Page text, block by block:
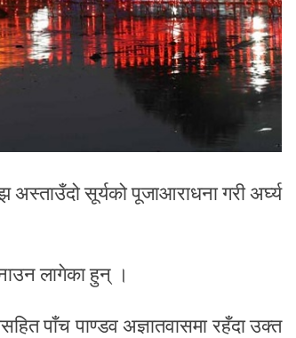
अस्ताउँदो सूर्यको पूजाआराधना गरी अर्घ्य
लागेका हुन् ।
पाँच पाण्डव अज्ञातवासमा रहँदा उक्त